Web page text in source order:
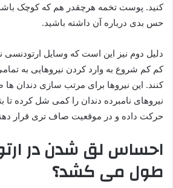
کنید. پوست تخمه هرچقدر هم که کوچک
حس بدی درباره آن داشته باشید.
دلیل دوم نیز این است که وسایل
کم کم شروع به وارد کردن نیروهایی به
کنند. این نیروها برای مرتب سازی دندان
نیروهای نامبرده دندان را کمی شل کرده تا
حرکت داده و در موقعیت صاف تری قرار
احساس لق شدن در
طول می کشد؟